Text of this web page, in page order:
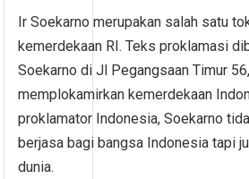
Ir Soekarno merupakan salah satu
kemerdekaan RI. Teks proklamasi
Soekarno di Jl Pegangsaan Timur
memplokamirkan kemerdekaan
proklamator Indonesia, Soekarno
berjasa bagi bangsa Indonesia tapi
dunia.